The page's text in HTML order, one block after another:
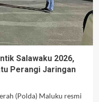
Salawaku 2026,
Perangi Jaringan
(Polda) Maluku resmi